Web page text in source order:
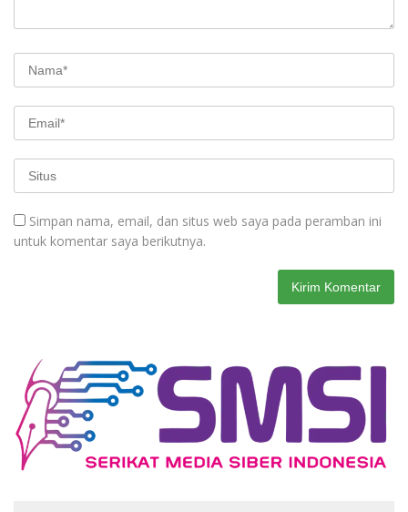
Simpan nama, email, dan situs web saya pada peramban ini
untuk komentar saya berikutnya.